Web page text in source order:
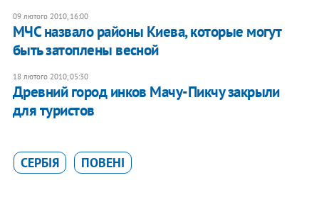
09 лютого 2010, 16:00
МЧС назвало районы Киева, которые могут
быть затоплены весной
18 лютого 2010, 05:30
Древний город инков Мачу-Пикчу закрыли
для туристов
СЕРБІЯ ПОВЕНІ